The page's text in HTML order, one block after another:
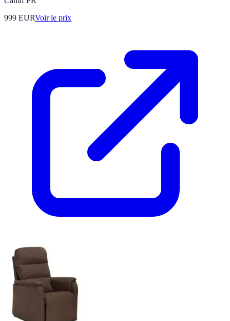
999 EURVoir le prix